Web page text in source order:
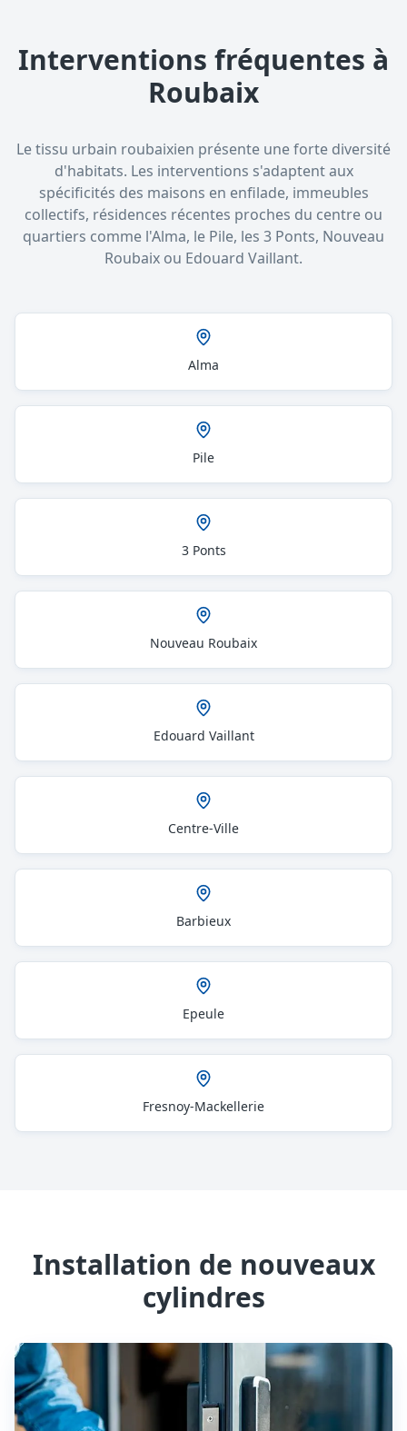
Interventions fréquentes à
Roubaix
Le tissu urbain roubaixien présente une forte diversité
d'habitats. Les interventions s'adaptent aux
spécificités des maisons en enfilade, immeubles
collectifs, résidences récentes proches du centre ou
quartiers comme l'Alma, le Pile, les 3 Ponts, Nouveau
Roubaix ou Edouard Vaillant.
Alma
Pile
3 Ponts
Nouveau Roubaix
Edouard Vaillant
Centre-Ville
Barbieux
Epeule
Fresnoy-Mackellerie
Installation de nouveaux
cylindres